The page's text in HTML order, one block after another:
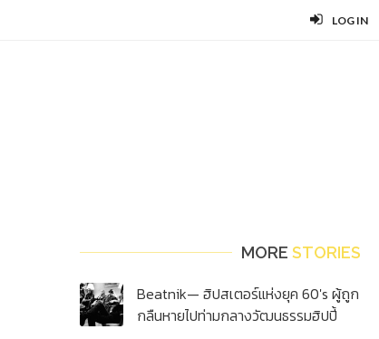
LOG IN
MORE STORIES
Beatnik— ฮิปสเตอร์แห่งยุค 60's ผู้ถูก
กลืนหายไปท่ามกลางวัฒนธรรมฮิปปี้